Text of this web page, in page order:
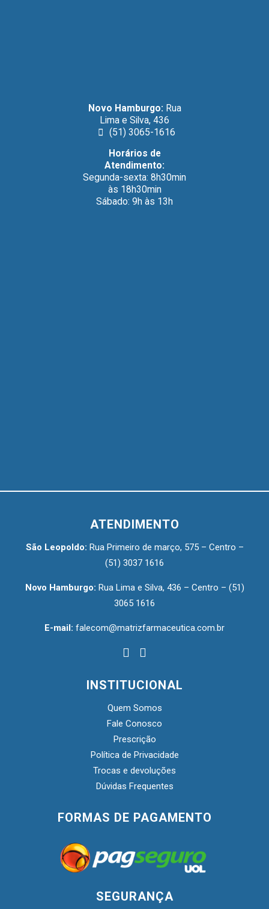
Novo Hamburgo: Rua
Lima e Silva, 436
(51) 3065-1616
Horários de
Atendimento:
Segunda-sexta: 8h30min
às 18h30min
Sábado: 9h às 13h
ATENDIMENTO
São Leopoldo: Rua Primeiro de março, 575 – Centro –
(51) 3037 1616
Novo Hamburgo: Rua Lima e Silva, 436 – Centro – (51)
3065 1616
E-mail: falecom@matrizfarmaceutica.com.br
INSTITUCIONAL
Quem Somos
Fale Conosco
Prescrição
Política de Privacidade
Trocas e devoluções
Dúvidas Frequentes
FORMAS DE PAGAMENTO
SEGURANÇA